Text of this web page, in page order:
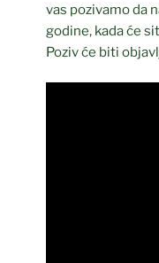
vas pozivamo da
godine, kada će
Poziv će biti